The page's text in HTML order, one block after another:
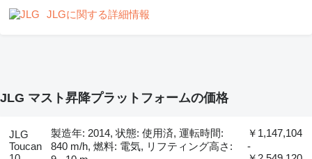
JLGに関する詳細情報
JLG マスト昇降プラットフォームの価格
JLG
Toucan
製造年: 2014, 状態: 使用済, 運転時間:
840 m/h, 燃料: 電気, リフティング高さ:
￥1,147,104
-